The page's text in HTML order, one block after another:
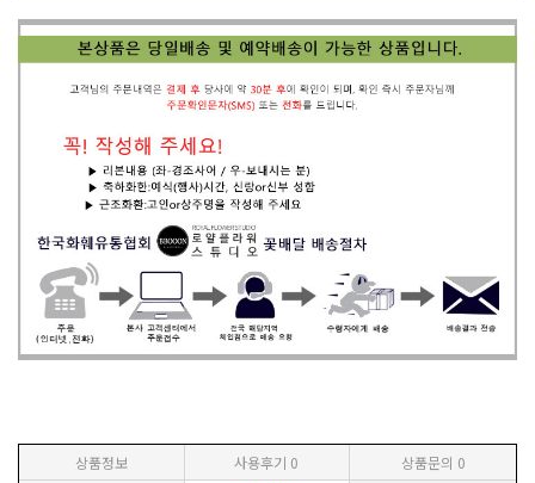
상품정보 사용후기 0 상품문의 0